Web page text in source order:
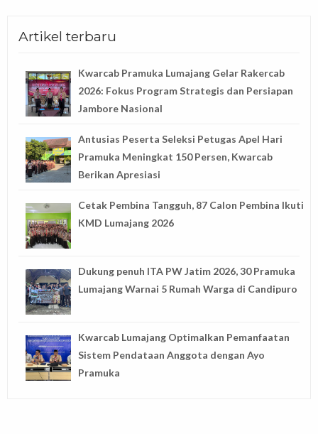
Artikel terbaru
Kwarcab Pramuka Lumajang Gelar Rakercab
2026: Fokus Program Strategis dan Persiapan
Jambore Nasional
Antusias Peserta Seleksi Petugas Apel Hari
Pramuka Meningkat 150 Persen, Kwarcab
Berikan Apresiasi
Cetak Pembina Tangguh, 87 Calon Pembina Ikuti
KMD Lumajang 2026
Dukung penuh ITA PW Jatim 2026, 30 Pramuka
Lumajang Warnai 5 Rumah Warga di Candipuro
Kwarcab Lumajang Optimalkan Pemanfaatan
Sistem Pendataan Anggota dengan Ayo
Pramuka